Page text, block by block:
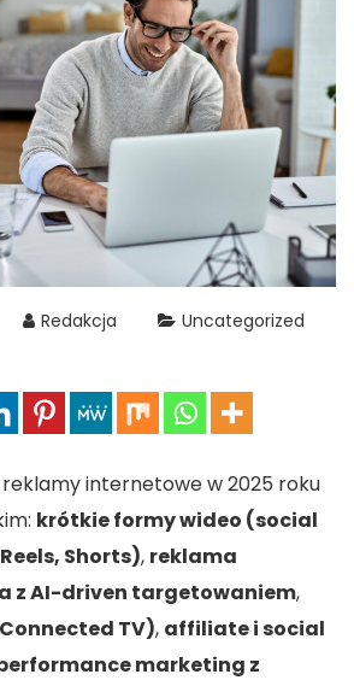
Redakcja Uncategorized
reklamy internetowe w 2025 roku
krótkie formy wideo (social
Shorts), reklama
z AI-driven targetowaniem,
TV), affiliate i social
marketing z